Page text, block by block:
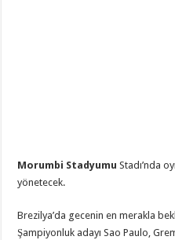
Morumbi Stadyumu Stadı’nda
yönetecek.
Brezilya’da gecenin en merakla
Şampiyonluk adayı Sao Paulo,